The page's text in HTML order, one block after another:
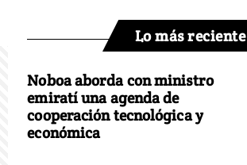
Lo más reciente
Noboa aborda con ministro
emiratí una agenda de
cooperación tecnológica y
económica